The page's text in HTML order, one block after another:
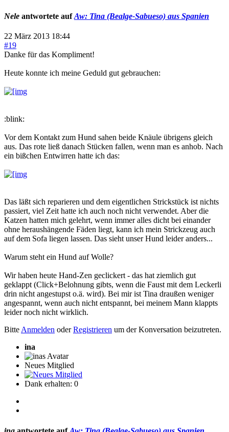
Nele antwortete aufAw: Tina (Bealge-Sabueso) aus Spanien
22 März 2013 18:44
#19
Danke für das Kompliment!
Heute konnte ich meine Geduld gut gebrauchen:
:blink:
Vor dem Kontakt zum Hund sahen beide Knäule übrigens gleich
aus. Das rote ließ danach Stücken fallen, wenn man es anhob. Nach
ein bißchen Entwirren hatte ich das:
Das läßt sich reparieren und dem eigentlichen Strickstück ist nichts
passiert, viel Zeit hatte ich auch noch nicht verwendet. Aber die
Katzen hatten mich gelehrt, wenn immer alles dicht bei einander
ohne heraushängende Fäden liegt, kann ich mein Strickzeug auch
auf dem Sofa liegen lassen. Das sieht unser Hund leider anders...
Warum steht ein Hund auf Wolle?
Wir haben heute Hand-Zen geclickert - das hat ziemlich gut
geklappt (Click+Belohnung gibts, wenn die Faust mit dem Leckerli
drin nicht angestupst o.ä. wird). Bei mir ist Tina draußen weniger
angespannt, wenn auch nicht entspannt, bei meinem Mann klappts
leider noch nicht wirklich.
BitteAnmelden oderRegistrieren um der Konversation beizutreten.
ina
Neues Mitglied
Dank erhalten: 0